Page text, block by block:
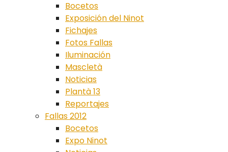
Bocetos
Exposición del Ninot
Fichajes
Fotos Fallas
Iluminación
Mascletà
Noticias
Plantà 13
Reportajes
Fallas 2012
Bocetos
Expo Ninot